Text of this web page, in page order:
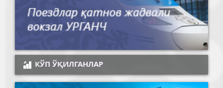
КЎП ЎҚИЛГАНЛАР